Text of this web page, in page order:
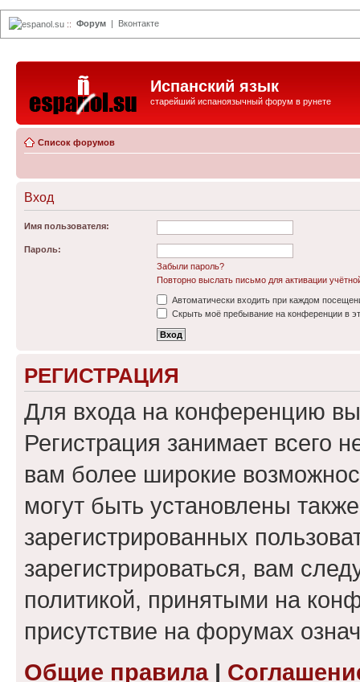
espanol.su :: Форум | Вконтакте
Испанский язык
старейший испаноязычный форум в рунете
Список форумов
Вход
Имя пользователя:
Пароль:
Забыли пароль?
Повторно выслать письмо для активации
Автоматически входить при каждом
Скрыть моё пребывание на конференции в
РЕГИСТРАЦИЯ
Для входа на конференцию
Регистрация занимает всего
вам более широкие
могут быть установлены
зарегистрированных
зарегистрироваться, вам
политикой, принятыми на
присутствие на форумах
Общие правила|